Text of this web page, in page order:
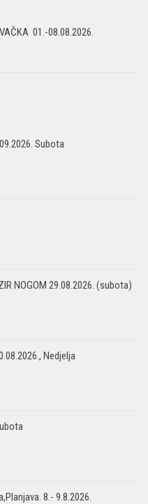
01.-08.08.2026.
Subota
NOGOM 29.08.2026. (subota)
Nedjelja
8.- 9.8.2026.